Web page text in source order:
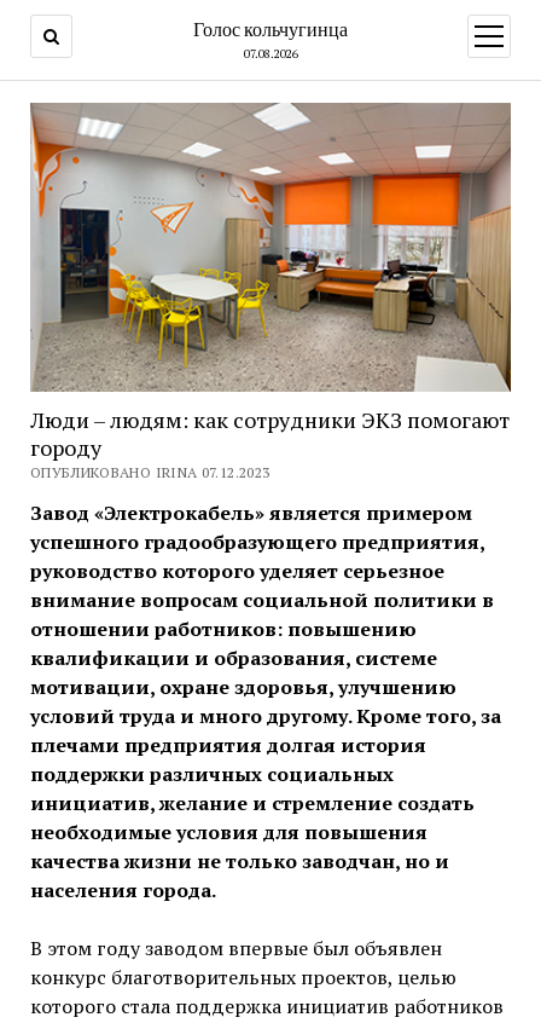
Голос кольчугинца
07.08.2026
меню
Люди – людям: как сотрудники ЭКЗ помогают
городу
ОПУБЛИКОВАНО IRINA 07.12.2023
Завод «Электрокабель» является примером
успешного градообразующего предприятия,
руководство которого уделяет серьезное
внимание вопросам социальной политики в
отношении работников: повышению
квалификации и образования, системе
мотивации, охране здоровья, улучшению
условий труда и много другому. Кроме того, за
плечами предприятия долгая история
поддержки различных социальных
инициатив, желание и стремление создать
необходимые условия для повышения
качества жизни не только заводчан, но и
населения города.
В этом году заводом впервые был объявлен
конкурс благотворительных проектов, целью
которого стала поддержка инициатив работников